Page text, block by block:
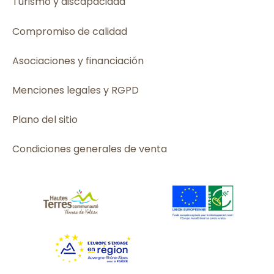
Compromiso de calidad
Asociaciones y financiación
Menciones legales y RGPD
Plano del sitio
Condiciones generales de venta